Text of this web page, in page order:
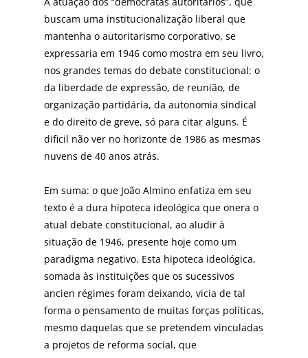
buscam uma institucionalização liberal que
mantenha o autoritarismo corporativo, se
expressaria em 1946 como mostra em seu livro,
nos grandes temas do debate constitucional: o
da liberdade de expressão, de reunião, de
organização partidária, da autonomia sindical
e do direito de greve, só para citar alguns. É
dificil não ver no horizonte de 1986 as mesmas
nuvens de 40 anos atrás.
Em suma: o que João Almino enfatiza em seu
texto é a dura hipoteca ideológica que onera o
atual debate constitucional, ao aludir à
situação de 1946, presente hoje como um
paradigma negativo. Esta hipoteca ideológica,
somada às instituições que os sucessivos
ancien régimes foram deixando, vicia de tal
forma o pensamento de muitas forças políticas,
mesmo daquelas que se pretendem vinculadas
a projetos de reforma social, que